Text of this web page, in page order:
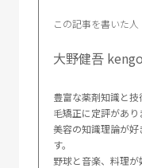
この記事を書いた人
大野健吾
豊富な薬剤知識と
毛矯正に定評があり
美容の知識理論が
す。
野球と音楽、料理が